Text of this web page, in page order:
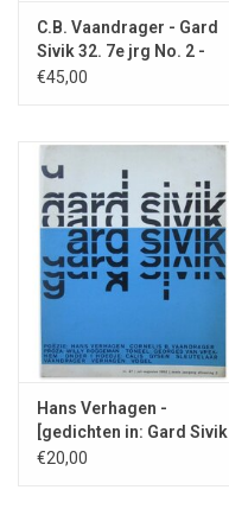
C.B. Vaandrager - Gard
Sivik 32. 7e jrg No. 2 -
1963
€45,00
Hans Verhagen -
[gedichten in: Gard Sivik
27 - 1962]
€20,00